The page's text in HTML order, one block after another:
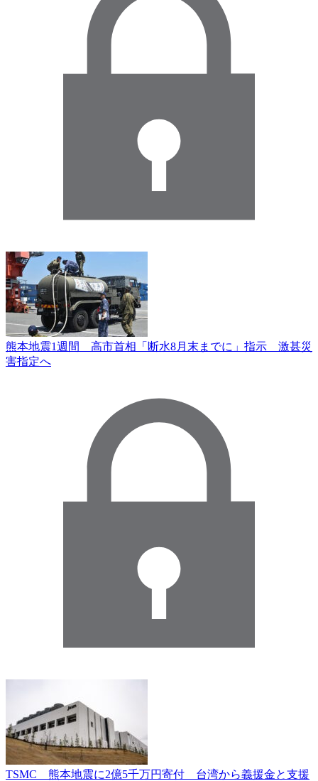
熊本地震1週間 高市首相「断水8月末までに」指示 激甚災
害指定へ
TSMC 熊本地震に2億5千万円寄付 台湾から義援金と支援